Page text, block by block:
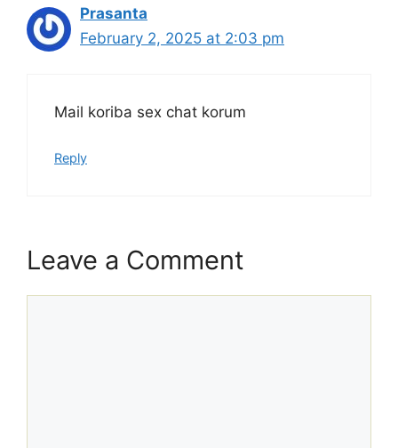
Prasanta
February 2, 2025 at 2:03 pm
Mail koriba sex chat korum
Reply
Leave a Comment